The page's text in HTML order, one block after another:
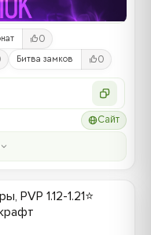
0
Битва замков 0
Сайт
1.12-1.21⭐